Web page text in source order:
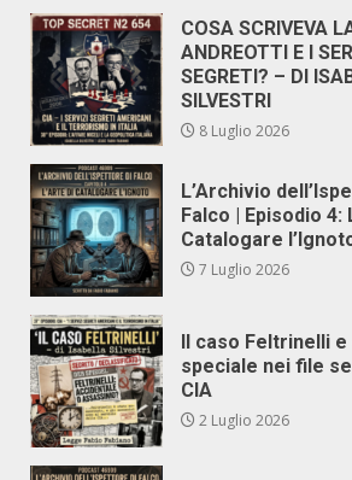
COSA SCRIVEVA
ANDREOTTI E I
SEGRETI? – DI
SILVESTRI
8 Luglio 2026
L’Archivio
Falco | Episodio 4:
Catalogare
7 Luglio 2026
Il caso Feltrinelli
speciale nei file
CIA
2 Luglio 2026